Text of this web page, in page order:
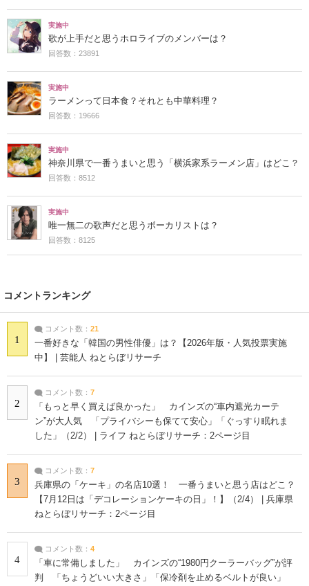
実施中
歌が上手だと思うホロライブのメンバーは？
回答数：23891
実施中
ラーメンって日本食？それとも中華料理？
回答数：19666
実施中
神奈川県で一番うまいと思う「横浜家系ラーメン店」はどこ？
回答数：8512
実施中
唯一無二の歌声だと思うボーカリストは？
回答数：8125
コメントランキング
1
コメント数： 21
一番好きな「韓国の男性俳優」は？【2026年版・人気投票実施
中】 | 芸能人 ねとらぼリサーチ
2
コメント数： 7
「もっと早く買えば良かった」 カインズの“車内遮光カーテ
ン”が大人気 「プライバシーも保てて安心」「ぐっすり眠れま
した」（2/2） | ライフ ねとらぼリサーチ：2ページ目
3
コメント数： 7
兵庫県の「ケーキ」の名店10選！ 一番うまいと思う店はどこ？
【7月12日は「デコレーションケーキの日」！】（2/4） | 兵庫県
ねとらぼリサーチ：2ページ目
4
コメント数： 4
「車に常備しました」 カインズの“1980円クーラーバッグ”が評
判 「ちょうどいい大きさ」「保冷剤を止めるベルトが良い」